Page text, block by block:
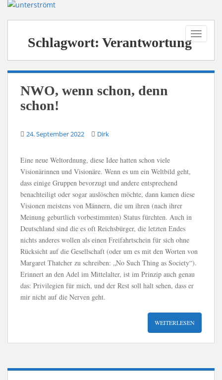
Schlagwort: Verantwortung
NWO, wenn schon, denn
schon!
24. September 2022 Dirk
Eine neue Weltordnung, diese Idee hatten schon viele
Visionärinnen und Visionäre. Wenn es um ein Weltbild geht,
dass einige Gruppen bevorzugt und andere entsprechend
benachteiligt oder sogar auslöschen möchte, dann kamen diese
Visionen meistens von Männern, die um ihren (nach ihrer
Meinung geburtlich vorbestimmten) Status fürchten. Auch in
Deutschland sind die es oft Reichsbürger, die letzten Endes
nichts anderes wollen als einen Freifahrtschein für sich ohne
Rücksicht auf die Gesellschaft (oder um es mit den Worten von
Margaret Thatcher zu schreiben: „No Such Thing as Society“).
Erinnert an den Adel im Mittelalter, ist im Prinzip auch genau
das: Privilegien für mich, und der Rest soll halt sehen, dass er
mir nicht auf die Nerven geht.
WEITERLESEN